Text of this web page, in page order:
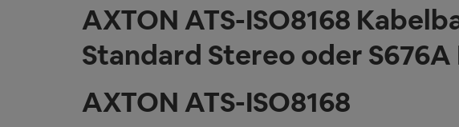
AXTON ATS-ISO8168
Standard Stereo oder
AXTON ATS-ISO8168